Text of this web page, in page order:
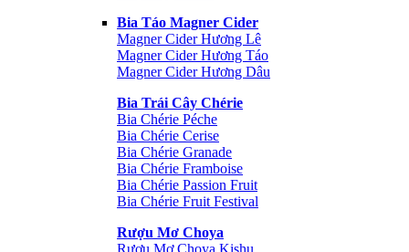
Bia Táo Magner Cider
Magner Cider Hương Lê
Magner Cider Hương Táo
Magner Cider Hương Dâu
Bia Trái Cây Chérie
Bia Chérie Péche
Bia Chérie Cerise
Bia Chérie Granade
Bia Chérie Framboise
Bia Chérie Passion Fruit
Bia Chérie Fruit Festival
Rượu Mơ Choya
Rượu Mơ Choya Kishu